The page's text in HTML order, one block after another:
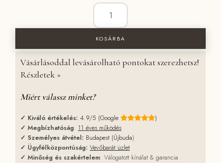
Little Dutch plüss csörgő virág - Fairy
KOSÁRBA
Vásárlásoddal levásárolható pontokat szerezhetsz!
Részletek »
Miért válassz minket?
✓ Kiváló értékelés: 4.9/5 (Google
)
✓ Megbízhatóság: 11 éves működés
✓ Személyes átvétel: Budapest (Újbuda)
✓ Ügyfélközpontúság: Vevőbarát üzlet
✓ Minőség és szakértelem: Válogatott kínálat & garancia